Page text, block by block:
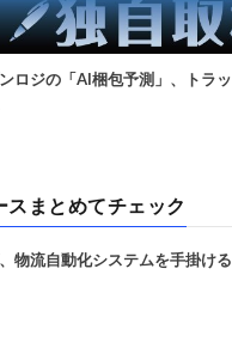
ンロジの「AI梱包予測」、トラ
スまとめてチェック
物流自動化システムを手掛け